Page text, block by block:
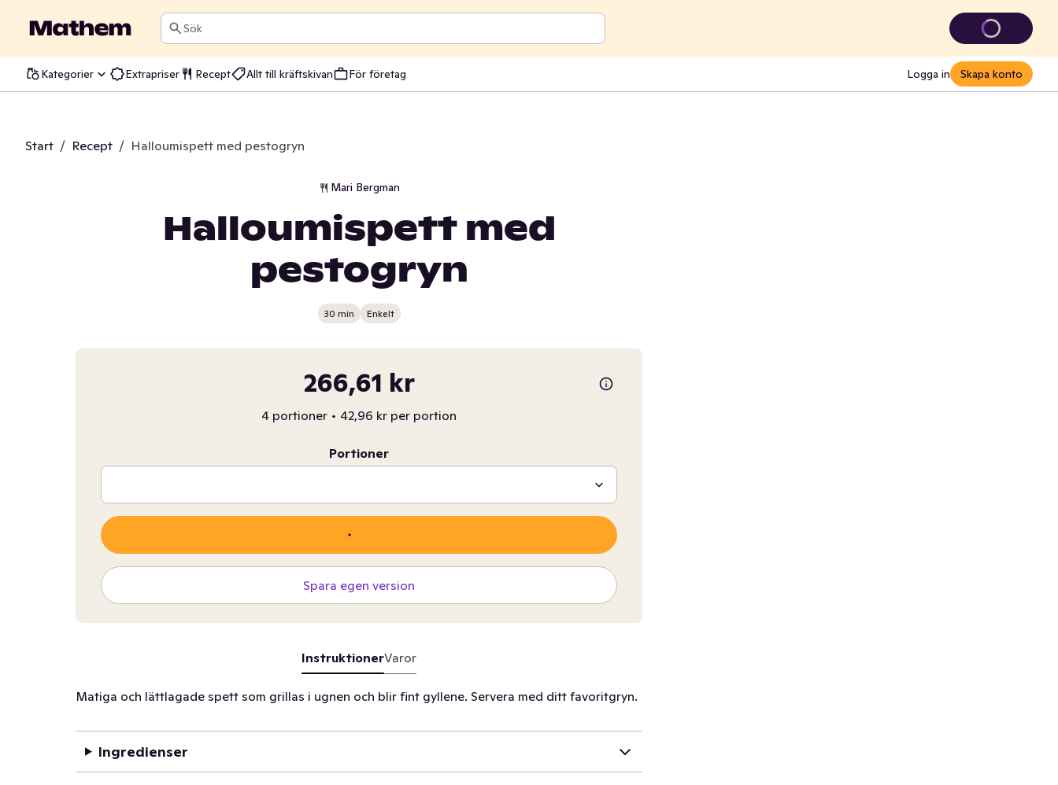
Sök
Kategorier Extrapriser Recept Allt till kräftskivan För företag Logga in Skapa konto
Start / Recept / Halloumispett med pestogryn
Mari Bergman
Halloumispett med
pestogryn
30 min Enkelt
266,61 kr
4 portioner • 42,96 kr per portion
Portioner
Spara egen version
InstruktionerVaror
Matiga och lättlagade spett som grillas i ugnen och blir fint gyllene. Servera med ditt favoritgryn.
Ingredienser